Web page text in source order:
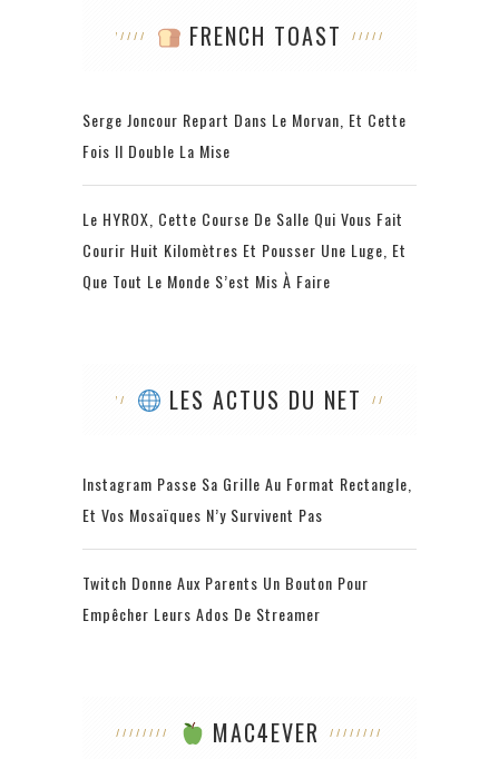
FRENCH TOAST
Serge Joncour Repart Dans Le Morvan, Et Cette
Fois Il Double La Mise
Le HYROX, Cette Course De Salle Qui Vous Fait
Courir Huit Kilomètres Et Pousser Une Luge, Et
Que Tout Le Monde S’est Mis À Faire
LES ACTUS DU NET
Instagram Passe Sa Grille Au Format Rectangle,
Et Vos Mosaïques N’y Survivent Pas
Twitch Donne Aux Parents Un Bouton Pour
Empêcher Leurs Ados De Streamer
MAC4EVER